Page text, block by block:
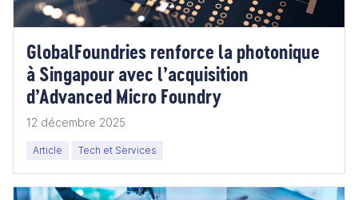
GlobalFoundries renforce la photonique
à Singapour avec l’acquisition
d’Advanced Micro Foundry
12 décembre 2025
Article Tech et Services